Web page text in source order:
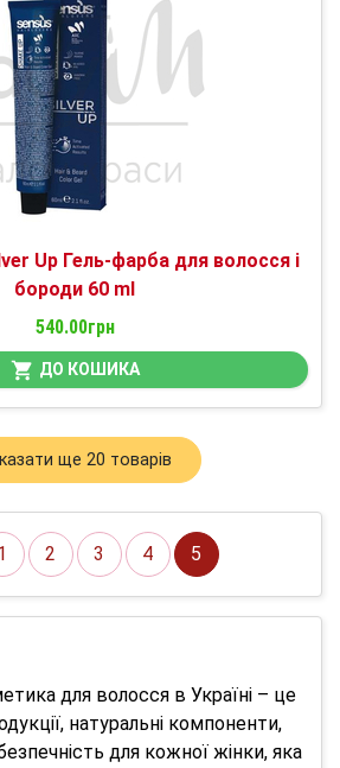
Up Гель-фарба для волосся і
бороди 60 ml
540.00грн
ДО КОШИКА
ще 20 товарів
2 3 4 5
для волосся в Україні – це
натуральні компоненти,
для кожної жінки, яка